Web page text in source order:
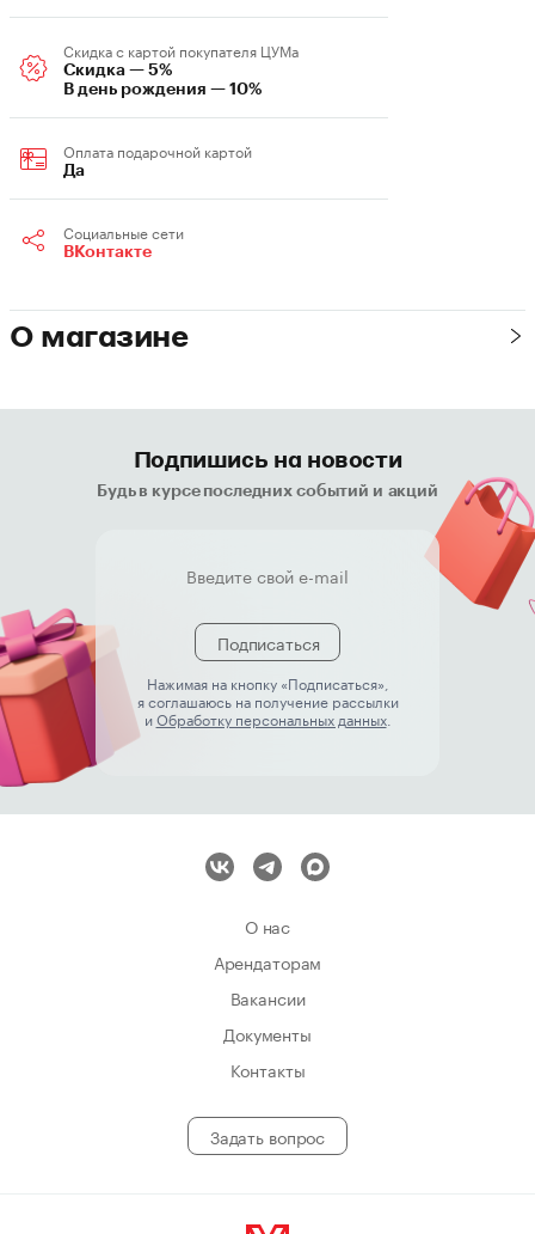
Скидка c картой покупателя ЦУМа
Скидка — 5%
В день рождения — 10%
Оплата подарочной картой
Да
Социальные сети
ВКонтакте
О магазине
Подпишись на новости
Будь в курсе последних событий и акций
Подписаться
Нажимая на кнопку «Подписаться»,
я соглашаюсь на получение рассылки
иОбработку персональных данных.
О нас
Арендаторам
Вакансии
Документы
Контакты
Задать вопрос